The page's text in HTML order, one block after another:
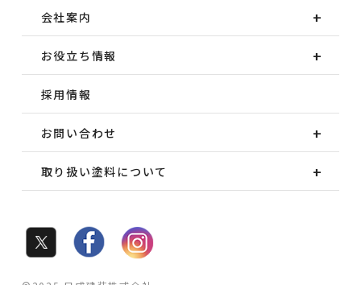
会社案内
お役立ち情報
採用情報
お問い合わせ
取り扱い塗料について